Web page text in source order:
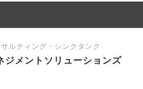
サルティング・シンクタンク
ジメントソリューションズ